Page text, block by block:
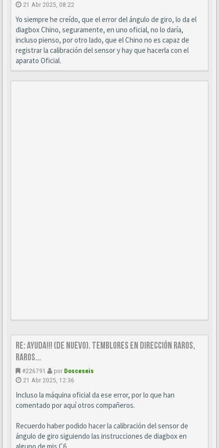
21 Abr 2025, 08:22
Yo siempre he creído, que el error del ángulo de giro, lo da el
diagbox Chino, seguramente, en uno oficial, no lo daría,
incluso pienso, por otro lado, que el Chino no es capaz de
registrar la calibración del sensor y hay que hacerla con el
aparato Oficial.
Re: Ayuda!!! (de nuevo). Temblores en dirección raros,
raros...
#226791 por Dosceseis
21 Abr 2025, 12:36
Incluso la máquina oficial da ese error, por lo que han
comentado por aquí otros compañeros.
Recuerdo haber podido hacer la calibración del sensor de
ángulo de giro siguiendo las instrucciones de diagbox en